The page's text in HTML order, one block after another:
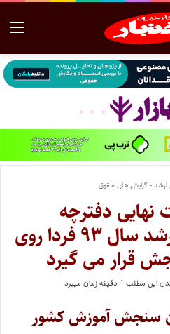
ارشد - گرایش های حقوق
نهایی دفترچه
کنکور کارشناسی ارشد سال ۹۳ فردا روی
قرار می گیرد
مطلب 1 دقیقه زمان میبرد
سنجش آموزش کشور